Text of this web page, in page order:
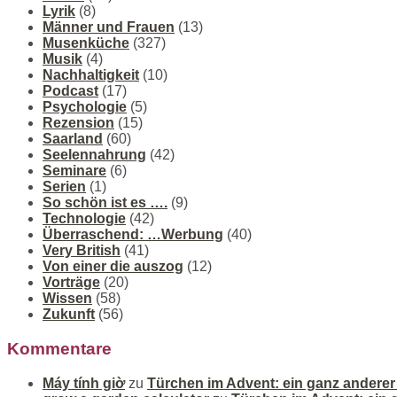
Lyrik (8)
Männer und Frauen (13)
Musenküche (327)
Musik (4)
Nachhaltigkeit (10)
Podcast (17)
Psychologie (5)
Rezension (15)
Saarland (60)
Seelennahrung (42)
Seminare (6)
Serien (1)
So schön ist es …. (9)
Technologie (42)
Überraschend: …Werbung (40)
Very British (41)
Von einer die auszog (12)
Vorträge (20)
Wissen (58)
Zukunft (56)
Kommentare
Máy tính giờzu Türchen im Advent: ein ganz